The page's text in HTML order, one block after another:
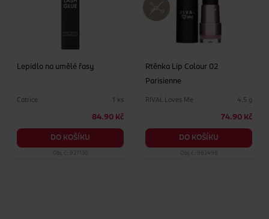
Lepidlo na umělé řasy
Catrice 1 ks
84.90 Kč
DO KOŠÍKU
Obj. č.: 927130
Rtěnka Lip Colour 02
Parisienne
RIVAL Loves Me 4.5 g
74.90 Kč
DO KOŠÍKU
Obj. č.: 982498